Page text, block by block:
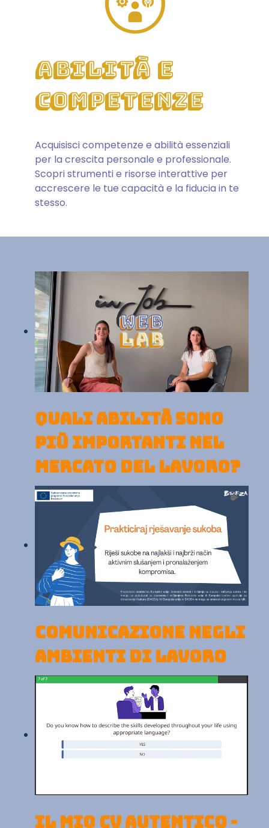
Abilità e
Competenze
Acquisisci competenze e abilità essenziali
per la crescita personale e professionale.
Scopri strumenti e risorse interattive per
accrescere le tue capacità e la fiducia in te
stesso.
QUALI ABILITÀ SONO
PIÙ IMPORTANTI NEL
MERCATO DEL LAVORO?
Comunicazione negli
ambienti di lavoro
Il mio CV Autentico -